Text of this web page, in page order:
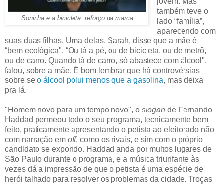
Soninha e a bicicleta: reforço da marca
também teve o
lado “família”,
aparecendo com
suas duas filhas. Uma delas, Sarah, disse que a mãe é
“bem ecológica". “Ou tá a pé, ou de bicicleta, ou de metrô,
ou de carro. Quando tá de carro, só abastece com álcool",
falou, sobre a mãe. É bom lembrar que há controvérsias
sobre se o álcool polui menos que a gasolina, mas deixa
pra lá.
"Homem novo para um tempo novo", o slogan de Fernando
Haddad permeou todo o seu programa, tecnicamente bem
feito, praticamente apresentando o petista ao eleitorado não
com narração em off, como os rivais, e sim com o próprio
candidato se expondo. Haddad anda por muitos lugares de
São Paulo durante o programa, e a música triunfante às
vezes dá a impressão de que o petista é uma espécie de
herói talhado para resolver os problemas da cidade. Troças